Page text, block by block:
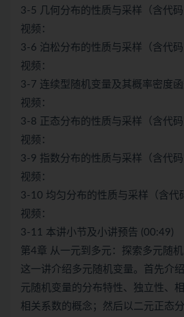
3-5 几何分布的性质与采样（含代
视频：
3-6 泊松分布的性质与采样（含代
视频：
3-7 连续型随机变量及其概率密度
视频：
3-8 正态分布的性质与采样（含代
视频：
3-9 指数分布的性质与采样（含代
视频：
3-10 均匀分布的性质与采样（含代
视频：
3-11 本讲小节及小讲预告 (00:49)
第4章 从一元到多元：探索多元随
这一讲介绍多元随机变量。首先介
元随机变量的分布特性、独立性、
相关系数的概念；然后以二元正态